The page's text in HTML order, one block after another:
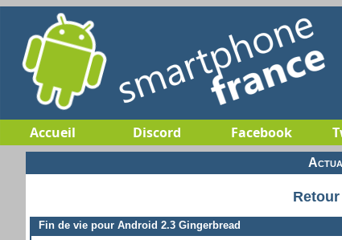
Accueil Discord Facebook
Fin de vie pour Android 2.3 Gingerbread